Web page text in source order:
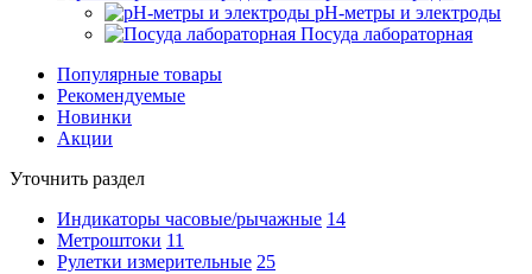
pH-метры и электроды
Посуда лабораторная
Популярные товары
Рекомендуемые
Новинки
Акции
Уточнить раздел
Индикаторы часовые/рычажные 14
Метроштоки 11
Рулетки измерительные 25